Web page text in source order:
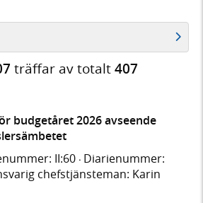
träffar av totalt407
budgetåret 2026 avseende
II:60 · Diarienummer:
chefstjänsteman: Karin